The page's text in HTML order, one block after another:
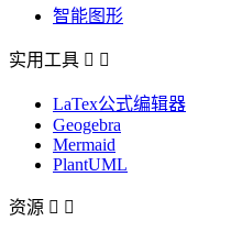
智能图形
实用工具  
LaTex公式编辑器
Geogebra
Mermaid
PlantUML
资源  